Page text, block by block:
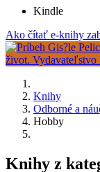
Kindle
Ako čítať e-knihy
Knihy
Odborné a
Hobby
Knihy z